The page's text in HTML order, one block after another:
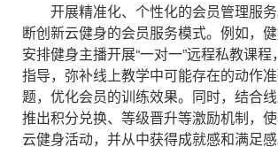
开展精准化、个性化的会员管理服务
断创新云健身的会员服务模式。例如，
安排健身主播开展“一对一”远程私教课
指导，弥补线上教学中可能存在的动作
题，优化会员的训练效果。同时，结合线
推出积分兑换、等级晋升等激励机制，
云健身活动，并从中获得成就感和满足感